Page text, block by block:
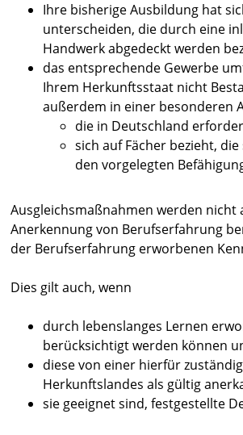
Ihre bisherige Ausbildung hat
unterscheiden, die durch eine
Handwerk abgedeckt werden
das entsprechende Gewerbe
Ihrem Herkunftsstaat nicht
außerdem in einer besonderen
die in Deutschland
sich auf Fächer bezieht,
den vorgelegten
Ausgleichsmaßnahmen werden
Anerkennung von Berufserfahrung
der Berufserfahrung erworbenen
Dies gilt auch, wenn
durch lebenslanges Lernen
berücksichtigt werden können
diese von einer hierfür
Herkunftslandes als gültig
sie geeignet sind, festgestellte